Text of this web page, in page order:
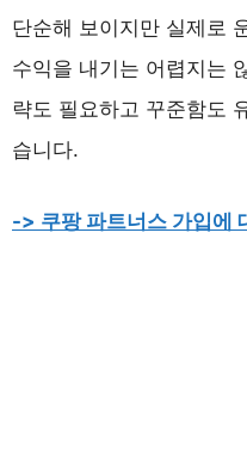
단순해 보이지만 실제로
수익을 내기는 어렵지는
략도 필요하고 꾸준함도
습니다.
-> 쿠팡 파트너스 가입에